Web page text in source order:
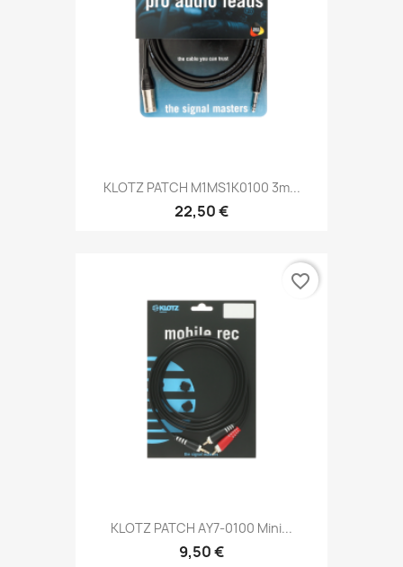
KLOTZ PATCH M1MS1K0100 3m...
22,50 €
KLOTZ PATCH AY7-0100 Mini...
9,50 €
favorite_border